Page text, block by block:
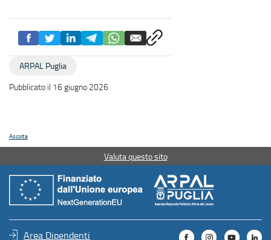
ARPAL Puglia
Pubblicato il 16 giugno 2026
Ascolta
Valuta questo sito
Area Dipendenti